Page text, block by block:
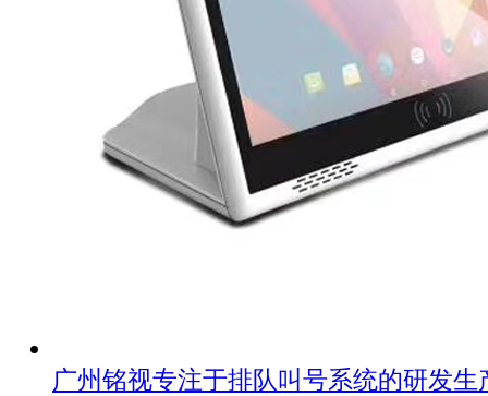
广州铭视专注于排队叫号系统的研发